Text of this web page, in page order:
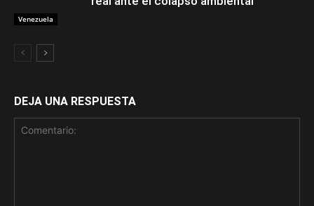
Venezuela
DEJA UNA RESPUESTA